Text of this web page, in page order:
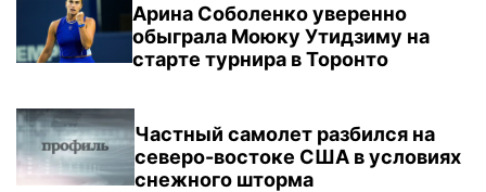
Арина Соболенко уверенно
обыграла Моюку Утидзиму на
старте турнира в Торонто
Частный самолет разбился на
северо-востоке США в условиях
снежного шторма